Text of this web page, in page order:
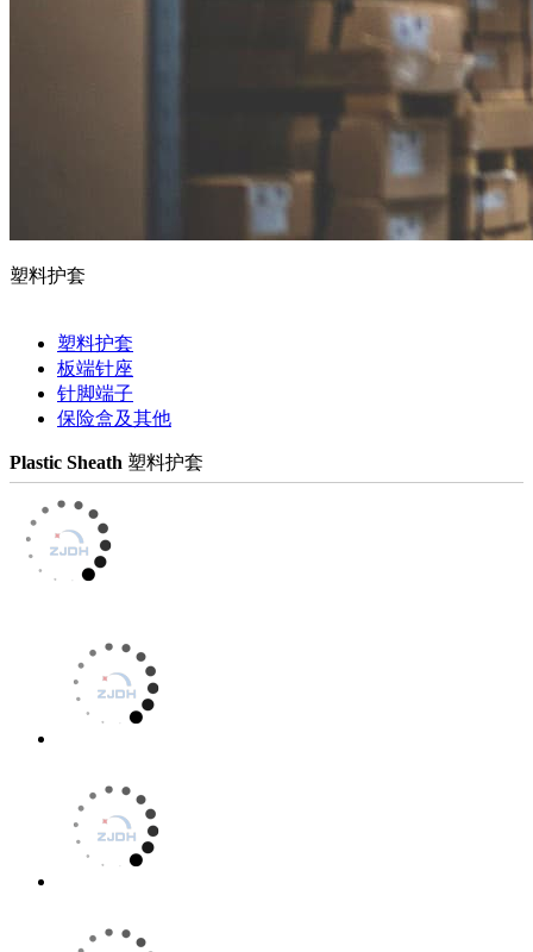
塑料护套
塑料护套
板端针座
针脚端子
保险盒及其他
Plastic Sheath 塑料护套